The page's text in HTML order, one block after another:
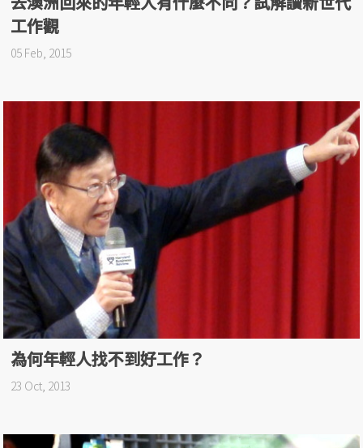
工作觀
05 Feb, 2015
為何年輕人找不到好工作？
23 Oct, 2013